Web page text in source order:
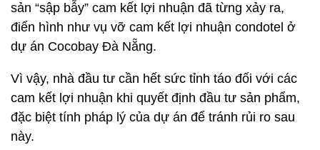
sản “sập bẫy” cam kết lợi nhuận đã từng xảy ra,
điển hình như vụ vỡ cam kết lợi nhuận condotel ở
dự án Cocobay Đà Nẵng.
Vì vậy, nhà đầu tư cần hết sức tỉnh táo đối với các
cam kết lợi nhuận khi quyết định đầu tư sản phẩm,
đặc biệt tính pháp lý của dự án để tránh rủi ro sau
này.